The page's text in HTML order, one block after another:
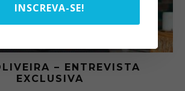
O ABRE DO BAR #11 —
BETONEIRA ABRE O JOGO NO
INSCREVA-SE!